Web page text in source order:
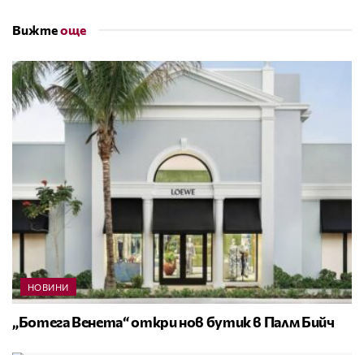
Вижтеоще
НОВИНИ
„Ботега Венета“ откри нов бутик в Палм Бийч